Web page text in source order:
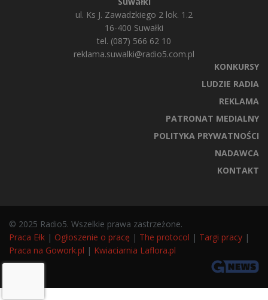
ul. Ks J. Zawadzkiego 2 lok. 1.2
16-400 Suwałki
tel. (087) 566 62 10
reklama.suwalki@radio5.com.pl
KONKURSY
LUDZIE RADIA
REKLAMA
PATRONAT MEDIALNY
POLITYKA PRYWATNOŚCI
NADAWCA
KONTAKT
© 2025 Radio5. Wszelkie prawa zastrzeżone.
Praca Ełk | Ogłoszenie o pracę | The protocol | Targi pracy |
Praca na Gowork.pl | Kwiaciarnia Laflora.pl